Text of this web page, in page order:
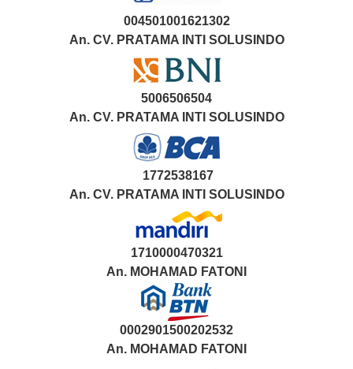
004501001621302
An. CV. PRATAMA INTI SOLUSINDO
5006506504
An. CV. PRATAMA INTI SOLUSINDO
1772538167
An. CV. PRATAMA INTI SOLUSINDO
1710000470321
An. MOHAMAD FATONI
0002901500202532
An. MOHAMAD FATONI